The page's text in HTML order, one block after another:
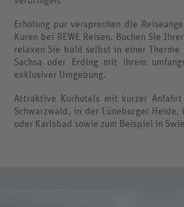
Erholung pur versprechen die
Kuren bei REWE Reisen. Buchen Sie
relaxen Sie bald selbst in einer Therme
Sachsa oder Erding mit ihrem
exklusiver Umgebung.
Attraktive Kurhotels mit kurzer
Schwarzwald, in der Lüneburger Heide,
oder Karlsbad sowie zum Beispiel in